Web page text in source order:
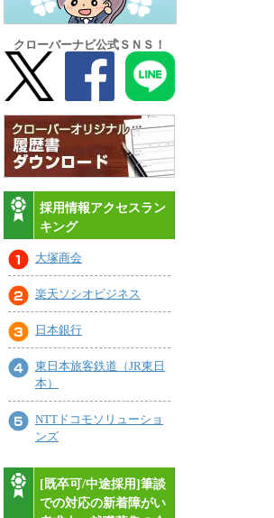
クローバーナビ公式ＳＮＳ！
採用情報アクセスラン
キング
大塚商会
楽天ソシオビジネス
日本銀行
東日本旅客鉄道（JR東日
本）
NTTドコモソリューショ
ンズ
[既卒可/中途採用]筆談
での対応の新着障がい